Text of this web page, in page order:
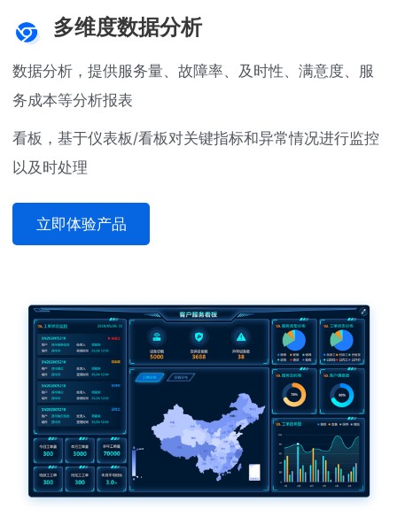
多维度数据分析
数据分析，提供服务量、故障率、及时性、满意度、服
务成本等分析报表
看板，基于仪表板/看板对关键指标和异常情况进行监控
以及时处理
立即体验产品